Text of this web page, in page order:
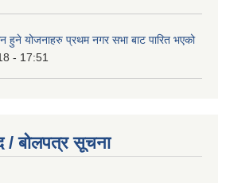
योजनाहरु प्रथम नगर सभा बाट पारित भएको
- 17:51
/ बोलपत्र सूचना